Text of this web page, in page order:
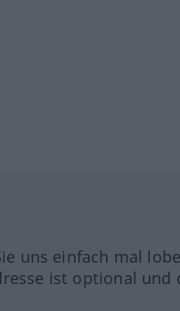
uns einfach mal
ist optional und